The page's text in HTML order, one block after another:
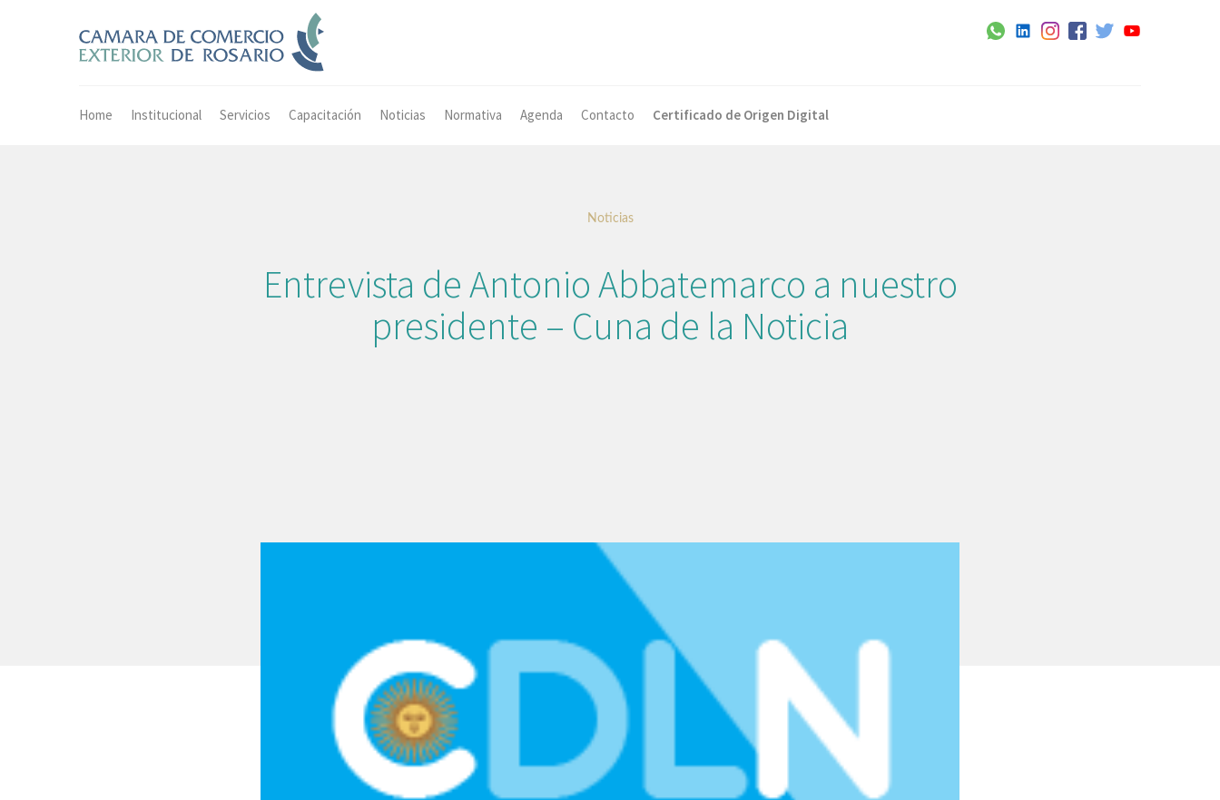
Home Institucional Servicios Capacitación Noticias Normativa Agenda Contacto Certificado de Origen Digital
Noticias
Entrevista de Antonio Abbatemarco a nuestro
presidente – Cuna de la Noticia